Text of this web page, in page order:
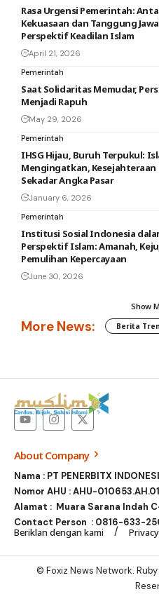
Rasa Urgensi Pemerintah:
Kekuasaan dan Tanggung
Perspektif Keadilan Islam
April 21, 2026
Pemerintah
Saat Solidaritas Memudar,
Menjadi Rapuh
May 29, 2026
Pemerintah
IHSG Hijau, Buruh Terpukul:
Mengingatkan, Kesejahteraan
Sekadar Angka Pasar
January 6, 2026
Pemerintah
Institusi Sosial Indonesia
Perspektif Islam: Amanah,
Pemulihan Kepercayaan
June 30, 2026
Show
More News: Berita
About Company
Nama : PT PENERBITX
Nomor AHU : AHU-
Alamat : Muara Sarana Indah
Contact Person : 0816-633-
Beriklan dengan kami
© Foxiz News Network.